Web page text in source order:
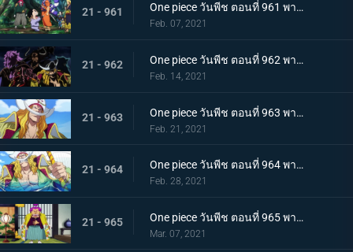
21 - 961 One piece วันพีช ตอนที่ 961 พากย์ไทย สาบานเป็นศิษย์ทั้งน้ำตา โอเด้งกับคินเอม่อน
Feb. 07, 2021
21 - 962 One piece วันพีช ตอนที่ 962 พากย์ไทย ชะตาชีวิตที่เปลี่ยนแปลง กลุ่มโจรสลัดหนวดขาวเกยตื้น!!
Feb. 14, 2021
21 - 963 One piece วันพีช ตอนที่ 963 พากย์ไทย ความมุ่งมั่นของโอเด้ง! การทดสอบของหนวดขาว!
Feb. 21, 2021
21 - 964 One piece วันพีช ตอนที่ 964 พากย์ไทย น้องชายของหนวดขาว! การผจญภัยของโอเด้ง!
Feb. 28, 2021
21 - 965 One piece วันพีช ตอนที่ 965 พากย์ไทย ดวลดาบ! โรเจอร์กับหนวดขาว!
Mar. 07, 2021